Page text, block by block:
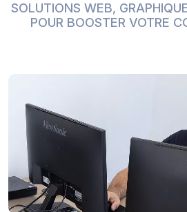
SOLUTIONS WEB,
POUR BOOSTER VOTRE